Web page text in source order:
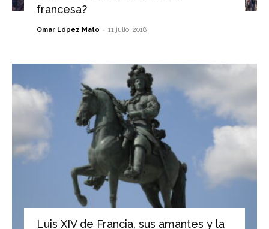
francesa?
Omar López Mato - 11 julio, 2018
Luis XIV de Francia, sus amantes y la